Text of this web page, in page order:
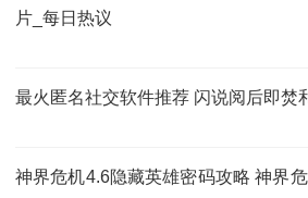
片_每日热议
最火匿名社交软件推荐 闪说阅后即焚
神界危机4.6隐藏英雄密码攻略 神界